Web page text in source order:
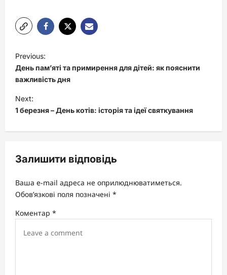
o
s
t
n
a
i
a
i
Previous:
День пам’яті та примирення для дітей: як пояснити
важливість дня
Next:
1 березня – День котів: історія та ідеї святкування
Залишити відповідь
Ваша e-mail адреса не оприлюднюватиметься.
Обов’язкові поля позначені *
Коментар *